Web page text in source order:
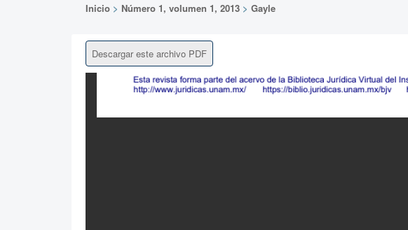
Inicio > Número 1, volumen 1, 2013 > Gayle
Descargar este archivo PDF